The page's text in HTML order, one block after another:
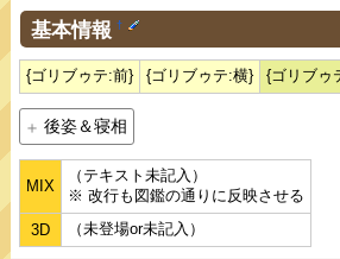
基本情報 †
{ゴリブゥテ:前} {ゴリブゥテ:横} {ゴリブゥ
後姿＆寝相
MIX
（テキスト未記入）
※ 改行も図鑑の通りに反映させる
3D
（未登場or未記入）